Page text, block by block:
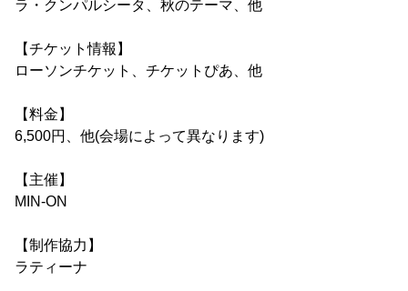
ラ・クンパルシータ、秋のテーマ、他
【チケット情報】
ローソンチケット、チケットぴあ、他
【料金】
6,500円、他(会場によって異なります)
【主催】
MIN-ON
【制作協力】
ラティーナ